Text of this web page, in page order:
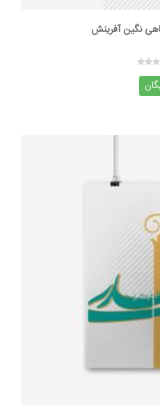
نگین آفرینش